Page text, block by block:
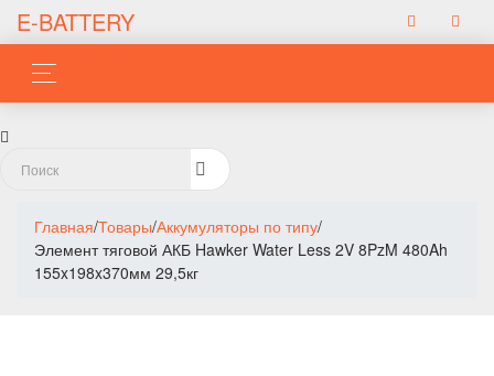
E-BATTERY
Главная/Товары/Аккумуляторы по типу/
Элемент тяговой АКБ Hawker Water Less 2V 8PzM 480Ah
155x198x370мм 29,5кг